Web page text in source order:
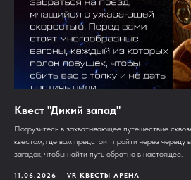
Квест "Дикий запад"
Погрузитесь в захватывающее путешествие
квестом, где вам предстоит пройти через череду
загадок, чтобы найти путь обратно в настоящее.
11.06.2026 VR КВЕСТЫ АРЕНА